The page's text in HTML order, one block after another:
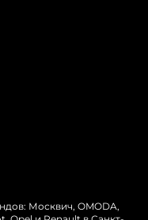
Москвич, OMODA,